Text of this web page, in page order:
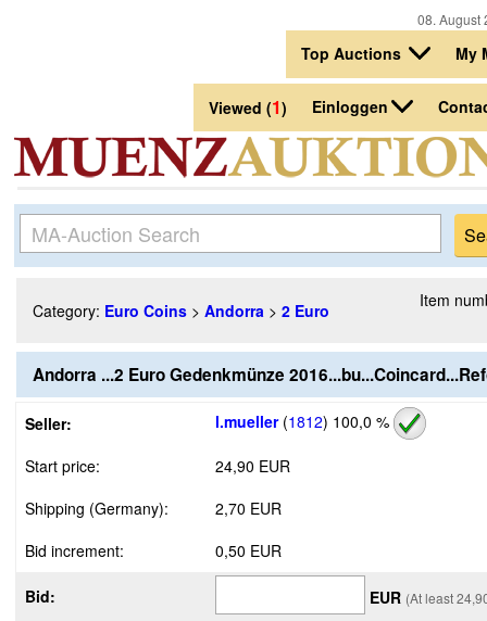
08.
Top Auctions My
Viewed (1) Einloggen
Category: Euro Coins > Andorra > 2 Euro Item
Andorra ...2 Euro Gedenkmünze
Seller: l.mueller(1812) 100,0 %
Start price:
24,90 EUR
Shipping (Germany):
2,70 EUR
Bid increment:
0,50 EUR
Bid: EUR (At least